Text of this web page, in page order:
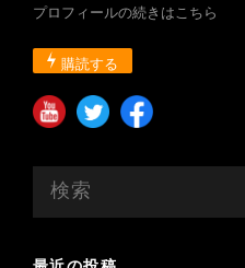
プロフィールの続きはこちら
購読する